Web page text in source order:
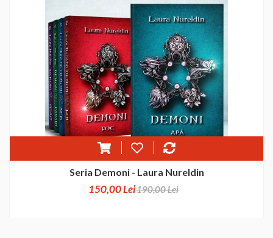
Seria Demoni - Laura Nureldin
150,00 Lei190,00 Lei